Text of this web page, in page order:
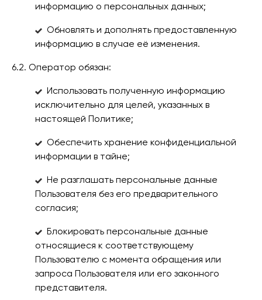
информацию о персональных данных;
Обновлять и дополнять предоставленную
информацию в случае её изменения.
6.2. Оператор обязан:
Использовать полученную информацию
исключительно для целей, указанных в
настоящей Политике;
Обеспечить хранение конфиденциальной
информации в тайне;
Не разглашать персональные данные
Пользователя без его предварительного
согласия;
Блокировать персональные данные
относящиеся к соответствующему
Пользователю с момента обращения или
запроса Пользователя или его законного
представителя.